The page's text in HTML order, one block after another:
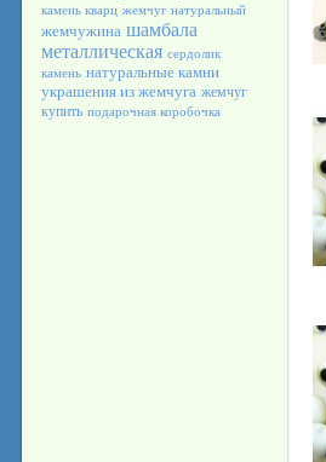
камень кварц жемчуг натуральный
жемчужина шамбала
металлическая сердолик
камень натуральные камни
украшения из жемчуга жемчуг
купить подарочная коробочка